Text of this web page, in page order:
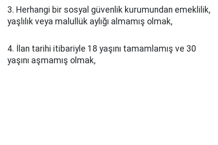
3. Herhangi bir sosyal güvenlik kurumundan emeklilik,
yaşlılık veya malullük aylığı almamış olmak,
4. İlan tarihi itibariyle 18 yaşını tamamlamış ve 30
yaşını aşmamış olmak,